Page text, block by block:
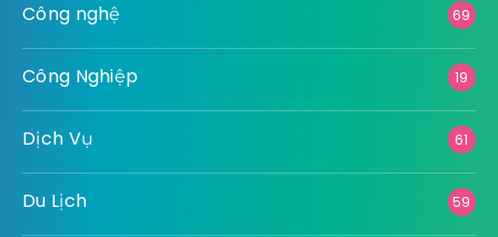
Công nghệ 69
Công Nghiệp 19
Dịch Vụ 61
Du Lịch 59